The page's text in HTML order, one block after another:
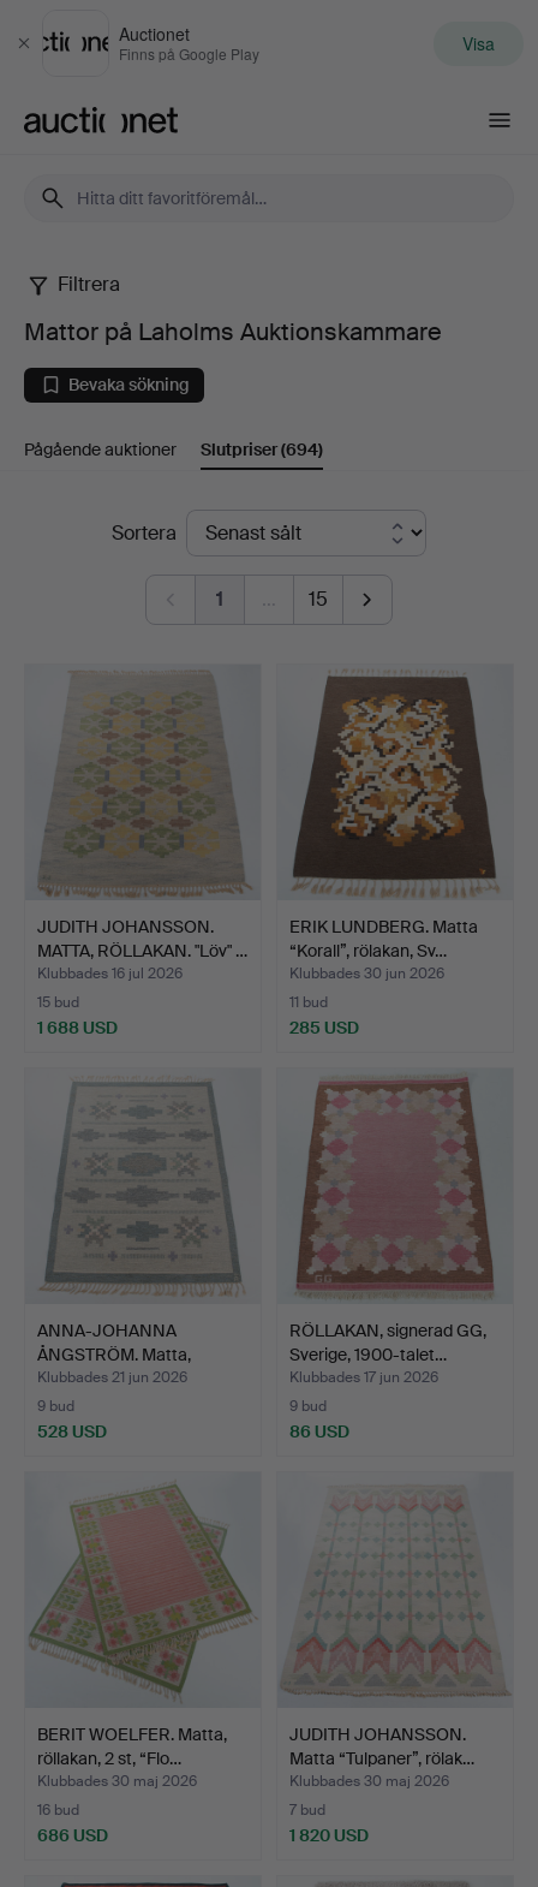
Stäng
Auctionet
Finns på Google Play Visa
Mattor
på
Laholms
Auktionskammare
Filtrera
Mattor på Laholms Auktionskammare
Bevaka sökning
Pågående auktioner Slutpriser(694)
SlutpriserSortera
1 … 15
JUDITH JOHANSSON.
MATTA, RÖLLAKAN. "Löv" …
Klubbades 16 jul 2026
15 bud
1 688 USD
ERIK LUNDBERG. Matta
“Korall”, rölakan, Sv…
Klubbades 30 jun 2026
11 bud
285 USD
ANNA-JOHANNA
ÅNGSTRÖM. Matta,
rölakan, Sve…
Klubbades 21 jun 2026
9 bud
528 USD
RÖLLAKAN, signerad GG,
Sverige, 1900-talet…
Klubbades 17 jun 2026
9 bud
86 USD
BERIT WOELFER. Matta,
röllakan, 2 st, “Flo…
Klubbades 30 maj 2026
16 bud
686 USD
JUDITH JOHANSSON.
Matta “Tulpaner”, rölak…
Klubbades 30 maj 2026
7 bud
1 820 USD